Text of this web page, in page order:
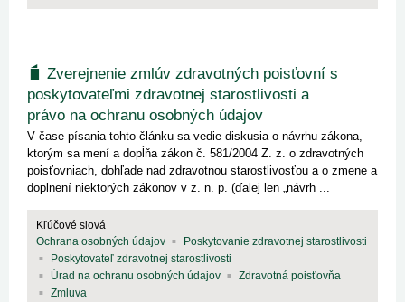
Zverejnenie zmlúv zdravotných poisťovní s
poskytovateľmi zdravotnej starostlivosti a
právo na ochranu osobných údajov
V čase písania tohto článku sa vedie diskusia o návrhu zákona,
ktorým sa mení a dopĺňa zákon č. 581/2004 Z. z. o zdravotných
poisťovniach, dohľade nad zdravotnou starostlivosťou a o zmene a
doplnení niektorých zákonov v z. n. p. (ďalej len „návrh ...
Kľúčové slová
Ochrana osobných údajov
Poskytovanie zdravotnej starostlivosti
Poskytovateľ zdravotnej starostlivosti
Úrad na ochranu osobných údajov
Zdravotná poisťovňa
Zmluva